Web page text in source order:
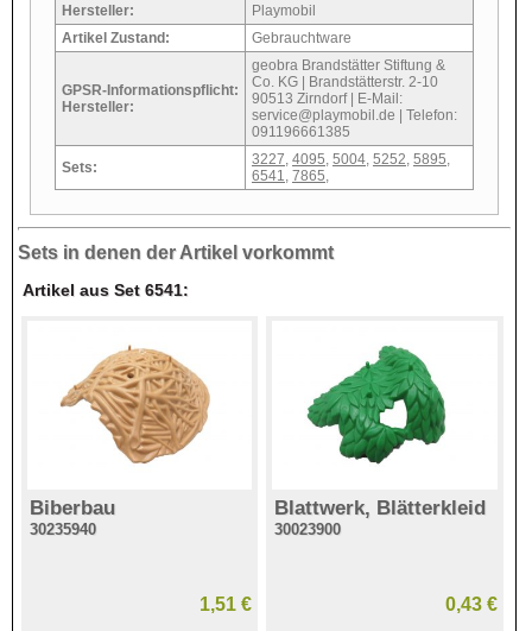
Hersteller:
Playmobil
Artikel Zustand:
Gebrauchtware
GPSR-Informationspflicht:
Hersteller:
geobra Brandstätter Stiftung &
Co. KG | Brandstätterstr. 2-10
90513 Zirndorf | E-Mail:
service@playmobil.de | Telefon:
091196661385
Sets: 3227 4095 5004 5252 5895
6541
7865
Sets in denen der Artikel vorkommt
Artikel aus Set 6541:
Biberbau
30235940
1,51 €
Blattwerk, Blätterkleid
30023900
0,43 €